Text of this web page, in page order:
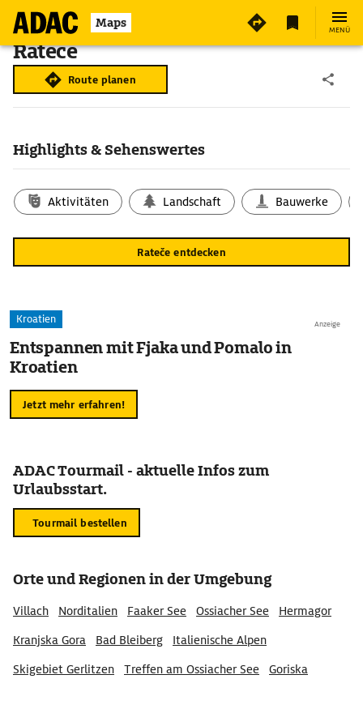
Maps MENÜ
Rateče
Route planen
Highlights & Sehenswertes
Aktivitäten Landschaft Bauwerke
Rateče entdecken
Anzeige
Kroatien
Entspannen mit Fjaka und Pomalo in
Kroatien
Jetzt mehr erfahren!
ADAC Tourmail - aktuelle Infos zum
Urlaubsstart.
Tourmail bestellen
Orte und Regionen in der Umgebung
Villach Norditalien Faaker See Ossiacher See
Hermagor
Kranjska Gora
Bad Bleiberg
Italienische Alpen
Skigebiet Gerlitzen
Treffen am Ossiacher See
Goriska